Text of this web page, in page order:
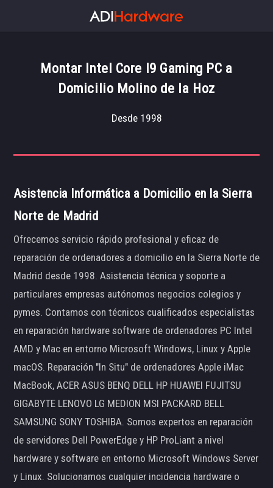
Montar Intel Core I9 Gaming PC a
Domicilio Molino de la Hoz
Desde 1998
Asistencia Informática a Domicilio en la Sierra
Norte de Madrid
Ofrecemos servicio rápido profesional y eficaz de
reparación de ordenadores a domicilio en la Sierra Norte de
Madrid desde 1998. Asistencia técnica y soporte a
particulares empresas autónomos negocios colegios y
pymes. Contamos con técnicos cualificados especialistas
en reparación hardware software de ordenadores PC Intel
AMD y Mac en entorno Microsoft Windows, Linux y Apple
macOS. Reparación "In Situ" de ordenadores Apple iMac
MacBook, ACER ASUS BENQ DELL HP HUAWEI FUJITSU
GIGABYTE LENOVO LG MEDION MSI PACKARD BELL
SAMSUNG SONY TOSHIBA. Somos expertos en reparación
de servidores Dell PowerEdge y HP ProLiant a nivel
hardware y software en entorno Microsoft Windows Server
y Linux. Solucionamos cualquier incidencia hardware o